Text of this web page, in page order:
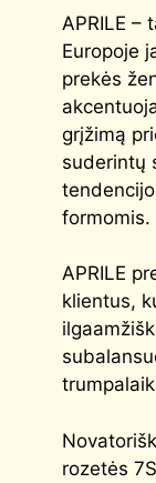
APRILE –
Europoje
prekės
grįžimą
suderintų
formomis.
APRILE
klientus,
rozetės 7S